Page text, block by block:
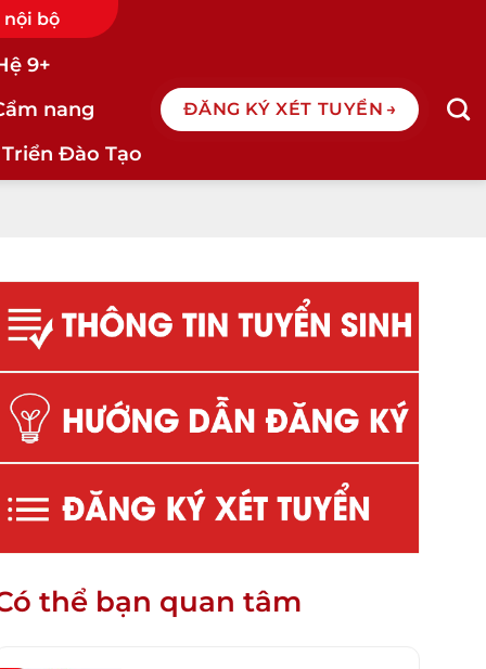
bộ
9+
nang
Đào Tạo
ĐĂNG KÝ XÉT TUYỂN
thể bạn quan tâm